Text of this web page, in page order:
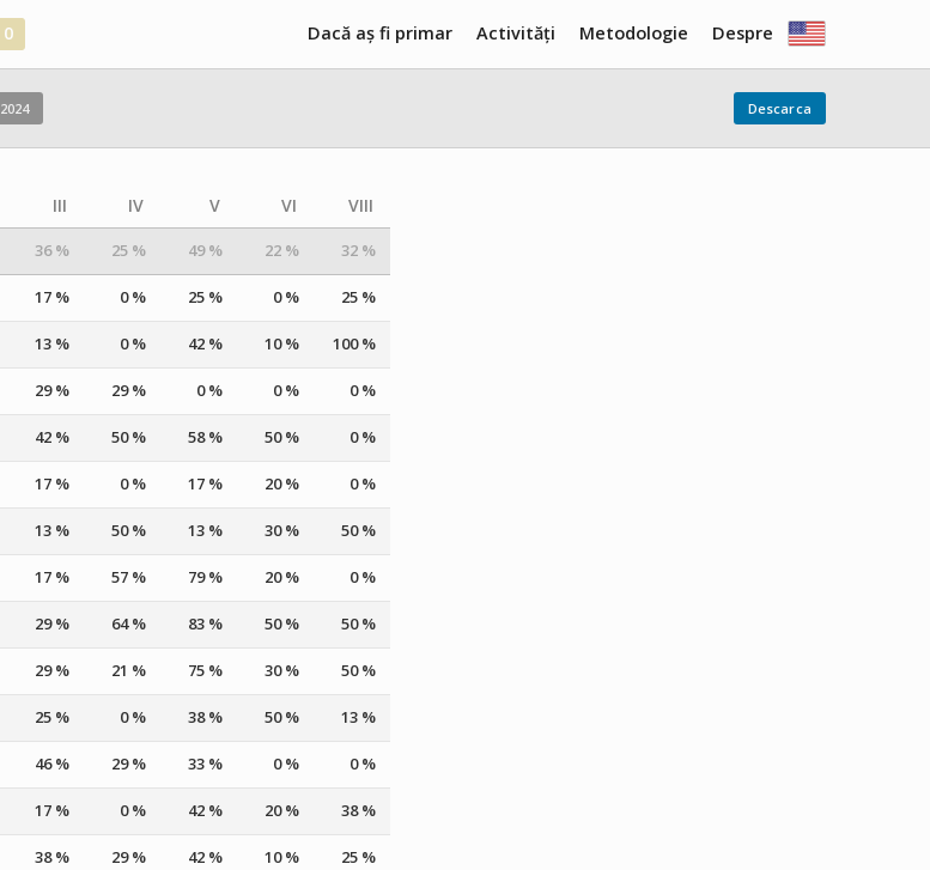
Despre
Metodologie
Activități
0 Dacă aș fi primar
2024 Descarca
III IV V VI VIII
36 % 25 % 49 % 22 % 32 %
17 % 0 % 25 % 0 % 25 %
13 % 0 % 42 % 10 % 100 %
29 % 29 % 0 % 0 % 0 %
42 % 50 % 58 % 50 % 0 %
17 % 0 % 17 % 20 % 0 %
13 % 50 % 13 % 30 % 50 %
17 % 57 % 79 % 20 % 0 %
29 % 64 % 83 % 50 % 50 %
29 % 21 % 75 % 30 % 50 %
25 % 0 % 38 % 50 % 13 %
46 % 29 % 33 % 0 % 0 %
17 % 0 % 42 % 20 % 38 %
38 % 29 % 42 % 10 % 25 %